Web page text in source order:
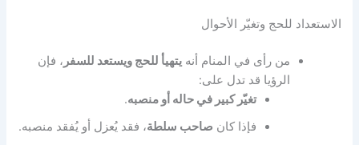
الاستعداد للحج وتغيّر الأحوال
من رأى في المنام أنهيتهيأ للحج ويستعد للسفر ، فإن
الرؤيا قد تدل على:
تغيّر كبير في حاله أو منصبه.
فإذا كان صاحب سلطة، فقد يُعزل أو يُفقد منصبه.